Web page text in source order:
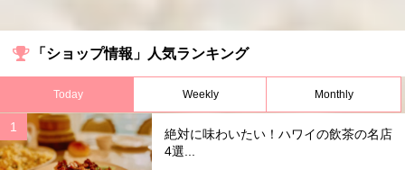
「ショップ情報」人気ランキング
Today Weekly Monthly
絶対に味わいたい！ハワイの飲茶の名店
4選...